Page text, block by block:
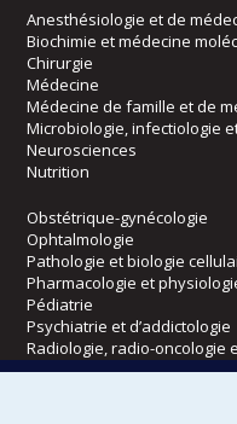
Anesthésiologie et de
Biochimie et médecine
Chirurgie
Médecine
Médecine de famille et de
Microbiologie, infectiologie
Neurosciences
Nutrition
Obstétrique-gynécologie
Ophtalmologie
Pathologie et biologie
Pharmacologie et
Pédiatrie
Psychiatrie et d’addictologie
Radiologie, radio-oncologie